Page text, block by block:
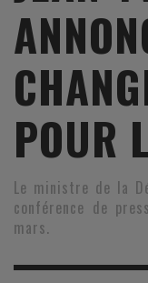
POUR
Le ministre de la
conférence de
mars.